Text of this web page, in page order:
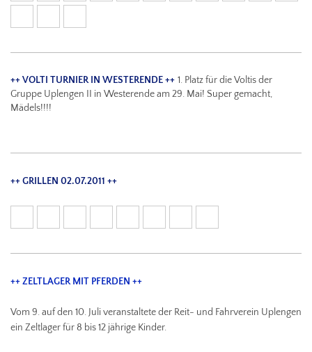
++ VOLTI TURNIER IN WESTERENDE ++ 1. Platz für die Voltis der
Gruppe Uplengen II in Westerende am 29. Mai! Super gemacht,
Mädels!!!!
++ GRILLEN 02.07.2011 ++
++ ZELTLAGER MIT PFERDEN ++
Vom 9. auf den 10. Juli veranstaltete der Reit- und Fahrverein Uplengen
ein Zeltlager für 8 bis 12 jährige Kinder.